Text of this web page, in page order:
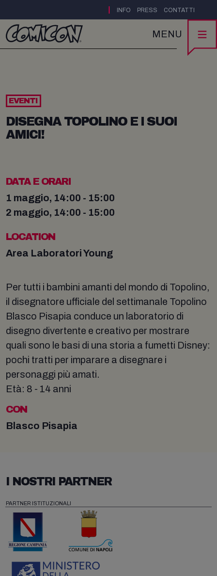
INFO PRESS CONTATTI
MENU
EVENTI
DISEGNA TOPOLINO E I SUOI
AMICI!
DATA E ORARI
1 maggio, 14:00 - 15:00
2 maggio, 14:00 - 15:00
LOCATION
Area Laboratori Young
Per tutti i bambini amanti del mondo di Topolino,
il disegnatore ufficiale del settimanale Topolino
Blasco Pisapia conduce un laboratorio di
disegno divertente e creativo per mostrare
quali sono le basi di una storia a fumetti Disney:
pochi tratti per imparare a disegnare i
personaggi più amati.
Età: 8 - 14 anni
CON
Blasco Pisapia
I NOSTRI PARTNER
PARTNER ISTITUZIONALI